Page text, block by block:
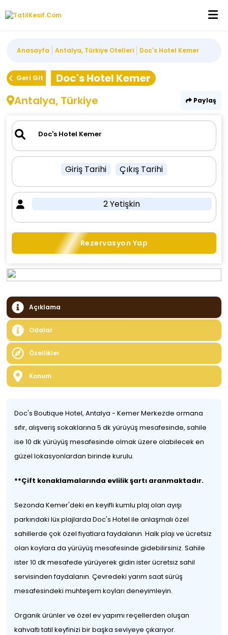
Anasayfa Antalya, Türkiye Otelleri Doc's Hotel Kemer
Geri Git
Doc's Hotel Kemer
Antalya, Türkiye
Paylaş
Giriş Tarihi Çıkış Tarihi
2 Yetişkin
Rezervasyon Yap
Açıklama
Odalar
Özellikler
Konum
Doc's Boutique Hotel, Antalya - Kemer Merkezde ormana
sıfır, alışveriş sokaklarına 5 dk yürüyüş mesafesinde, sahile
ise 10 dk yürüyüş mesafesinde olmak üzere olabilecek en
güzel lokasyonlardan birinde kurulu.
**Çift konaklamalarında evlilik şartı aranmaktadır.
Sezonda Kemer'deki en keyifli kumlu plaj olan ayışı
parkındaki lüx plajlarda Doc's Hotel ile anlaşmalı özel
sahillerde çok özel fiyatlara faydalanın. Halk plajı ve ücretsiz
olan koylara da yürüyüş mesafesinde gidebilirsiniz. Sahile
ister 10 dk mesafede yürüyerek gidin ister ücretsiz sahil
servisinden faydalanın. Çevredeki yarım saat sürüş
mesafesindeki muhteşem koyları deneyimleyin.
Organik ürünler ve özel ev yapımı reçellerden oluşan
kahvaltı tatil keyfinizi bir başka seviyeye çıkarıyor.